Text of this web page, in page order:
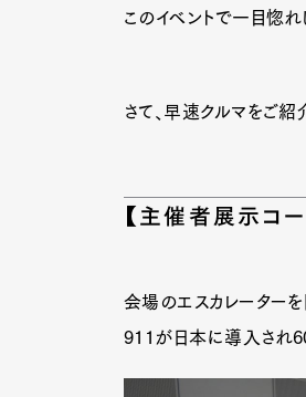
このイベントで一目惚
さて、早速クルマをご紹
【主催者展示コ
会場のエスカレーター
911が日本に導入され